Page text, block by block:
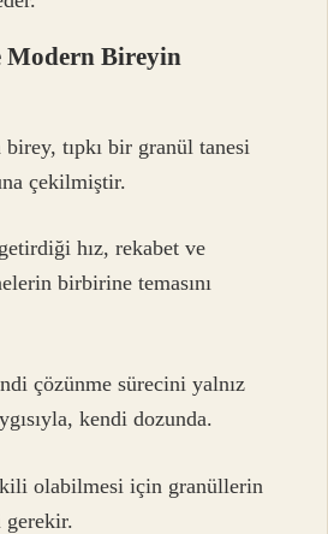
Modern Bireyin
tıpkı bir granül tanesi
çekilmiştir.
hız, rekabet ve
birbirine temasını
çözünme sürecini yalnız
kendi dozunda.
olabilmesi için granüllerin